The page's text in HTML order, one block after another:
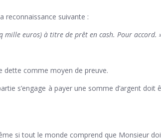
reconnaissance suivante :
mille euros) à titre de prêt en cash. Pour accord.
dette comme moyen de preuve.
s’engage à payer une somme d’argent
si tout le monde comprend que Monsieur